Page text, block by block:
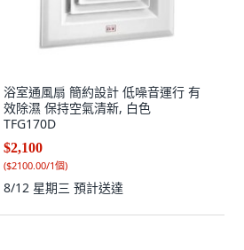
浴室通風扇 簡約設計 低噪音運行 有
效除濕 保持空氣清新, 白色
TFG170D
$2,100
($2100.00/1個)
8/12 星期三 預計送達